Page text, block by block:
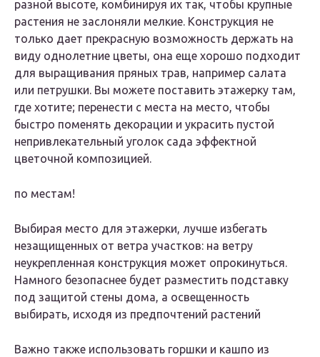
разной высоте, комбинируя их так, чтобы крупные
растения не заслоняли мелкие. Конструкция не
только дает прекрасную возможность держать на
виду однолетние цветы, она еще хорошо подходит
для выращивания пряных трав, например салата
или петрушки. Вы можете поставить этажерку там,
где хотите; перенести с места на место, чтобы
быстро поменять декорации и украсить пустой
непривлекательный уголок сада эффектной
цветочной композицией.
по местам!
Выбирая место для этажерки, лучше избегать
незащищенных от ветра участков: на ветру
неукрепленная конструкция может опрокинуться.
Намного безопаснее будет разместить подставку
под защитой стены дома, а освещенность
выбирать, исходя из предпочтений растений
Важно также использовать горшки и кашпо из